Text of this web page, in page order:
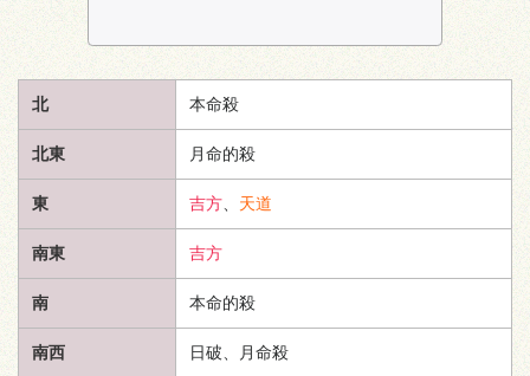
北 本命殺
北東 月命的殺
東 吉方、 天道
南東 吉方
南 本命的殺
南西 日破、月命殺